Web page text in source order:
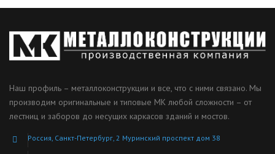
Наш профиль – металлоконструкции и все, что с ними связано. Мы
производим оригинальные и типовые МК любой сложности – от
лестниц и заборов до несущих каркасов зданий и мостов.
Россия, Санкт-Петербург, 2 Муринский проспект дом 38